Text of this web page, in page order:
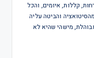
קללות, איומים, והכל
והביטה עליה
מישהי שהיא לא